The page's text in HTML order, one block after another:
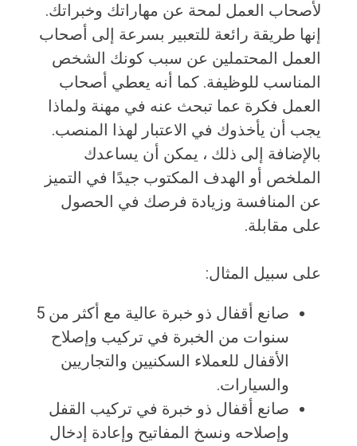
لأصحاب العمل لمحة عن مهاراتك وخبراتك.
إنها طريقة رائعة للتعبير بسرعة إلى أصحاب
العمل المحتملين عن سبب كونك الشخص
المناسب للوظيفة. كما أنه يعطي أصحاب
العمل فكرة عما تبحث عنه في مهنة ولماذا
يجب أن يأخذوك في الاعتبار لهذا المنصب.
بالإضافة إلى ذلك ، يمكن أن يساعدك
الملخص أو الهدف المكتوب جيدًا في التميز
عن المنافسة وزيادة فرصك في الحصول
على مقابلة.
على سبيل المثال:
صانع أقفال ذو خبرة عالية مع أكثر من 5
سنوات من الخبرة في تركيب وإصلاح
الأقفال للعملاء السكنيين والتجاريين
والسيارات.
صانع أقفال ذو خبرة في تركيب القفل
وإصلاحه ونسخ المفاتيح وإعادة إدخال